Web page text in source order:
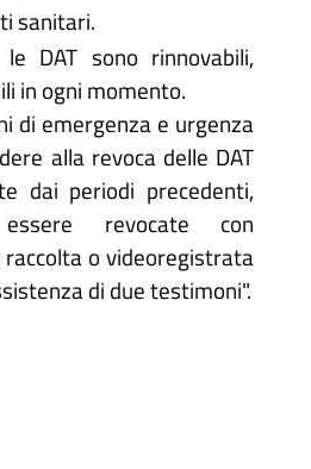
sanitari.
DAT sono rinnovabili,
in ogni momento.
di emergenza e urgenza
alla revoca delle DAT
dai periodi precedenti,
revocate con
o videoregistrata
di due testimoni".